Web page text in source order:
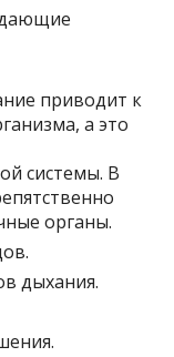
приводит к
а это
системы. В
органы.
дыхания.